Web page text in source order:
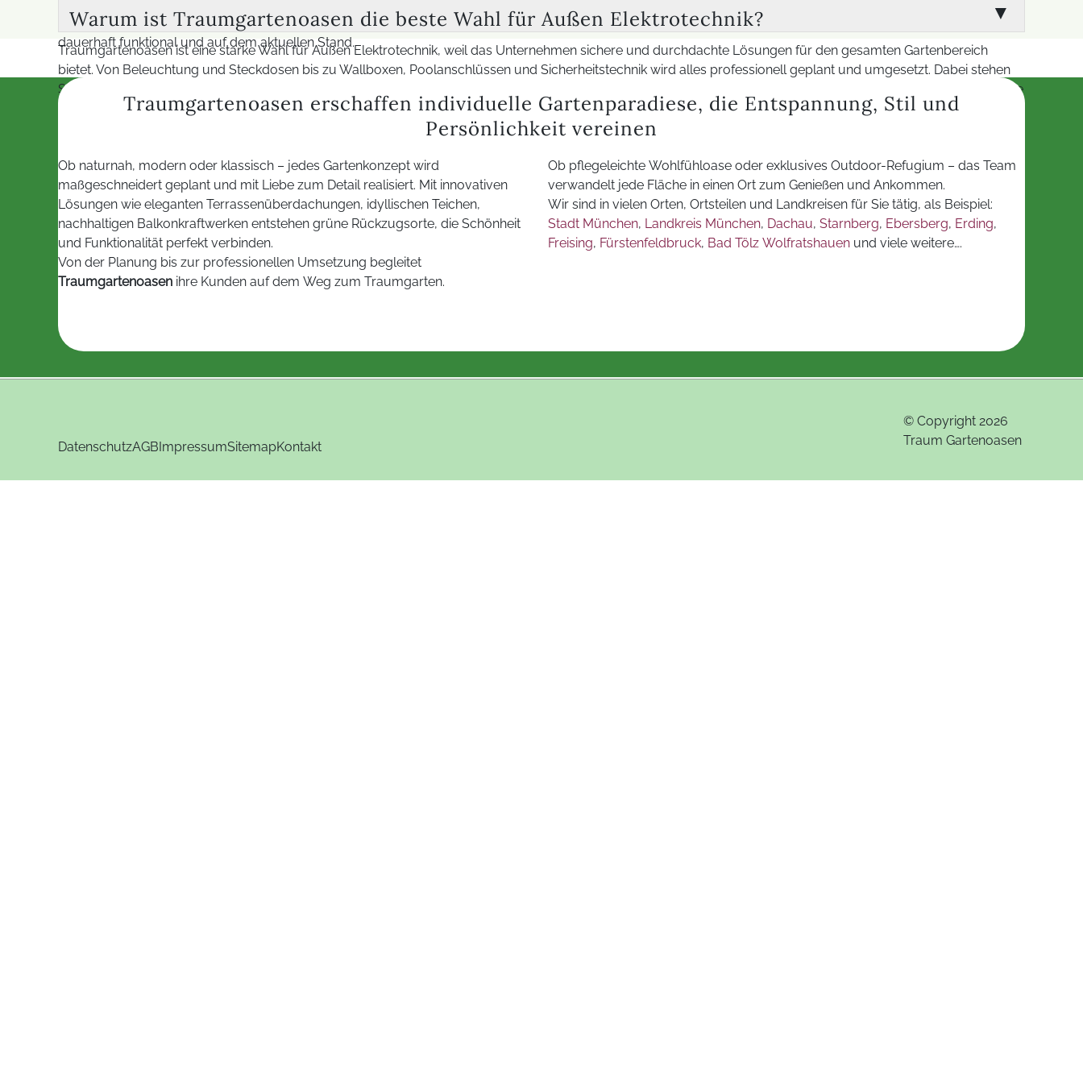
Dadurch lassen sich Gartenbeleuchtung, Steckdosen oder Sicherheitstechnik langfristig an neue Anforderungen anpassen. So bleibt die Außen-Elektrotechnik
dauerhaft funktional und auf dem aktuellen Stand.
Warum ist Traumgartenoasen die beste Wahl für Außen Elektrotechnik?
Traumgartenoasen ist eine starke Wahl für Außen Elektrotechnik, weil das Unternehmen sichere und durchdachte Lösungen für den gesamten Gartenbereich
bietet. Von Beleuchtung und Steckdosen bis zu Wallboxen, Poolanschlüssen und Sicherheitstechnik wird alles professionell geplant und umgesetzt. Dabei stehen
Schutzmaßnahmen wie FI-Schutzschalter, Erdung, wetterfeste Materialien und frostsichere Kabelverlegung im Mittelpunkt. Zusätzlich sind moderne Funktionen wie
Smart-Home-Steuerung, Bewegungsmelder, LED-Technik und Solarlösungen möglich. So erhalten Kunden eine maßgeschneiderte Außeninstallation, die
Traumgartenoasen erschaffen individuelle Gartenparadiese, die Entspannung, Stil und
Persönlichkeit vereinen
Ob naturnah, modern oder klassisch – jedes Gartenkonzept wird
maßgeschneidert geplant und mit Liebe zum Detail realisiert. Mit innovativen
Lösungen wie eleganten Terrassenüberdachungen, idyllischen Teichen,
nachhaltigen Balkonkraftwerken entstehen grüne Rückzugsorte, die Schönheit
und Funktionalität perfekt verbinden.
Von der Planung bis zur professionellen Umsetzung begleitet
Traumgartenoasen ihre Kunden auf dem Weg zum Traumgarten.
Ob pflegeleichte Wohlfühloase oder exklusives Outdoor-Refugium – das Team
verwandelt jede Fläche in einen Ort zum Genießen und Ankommen.
Wir sind in vielen Orten, Ortsteilen und Landkreisen für Sie tätig, als Beispiel:
Stadt München, Landkreis München, Dachau, Starnberg, Ebersberg, Erding,
Freising, Fürstenfeldbruck, Bad Tölz Wolfratshauen und viele weitere….
DatenschutzAGBImpressumSitemapKontakt
© Copyright 2026
Traum Gartenoasen